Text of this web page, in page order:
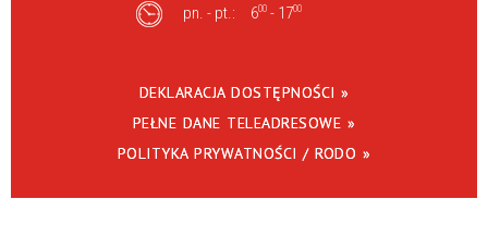
pn. - pt.: 600 - 1700
DEKLARACJA DOSTĘPNOŚCI »
PEŁNE DANE TELEADRESOWE »
POLITYKA PRYWATNOŚCI / RODO »